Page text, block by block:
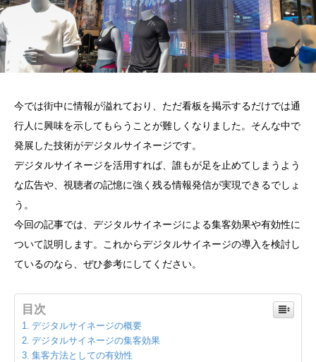
今では街中に情報が溢れており、ただ看板を掲示するだけでは通
行人に興味を示してもらうことが難しくなりました。そんな中で
発展した技術がデジタルサイネージです。
デジタルサイネージを活用すれば、誰もが足を止めてしまうよう
な広告や、視聴者の記憶に強く残る情報発信が実現できるでしょ
う。
今回の記事では、デジタルサイネージによる集客効果や有効性に
ついて説明します。これからデジタルサイネージの導入を検討し
ているのなら、ぜひ参考にしてください。
目次
デジタルサイネージの概要
デジタルサイネージの集客効果
集客方法としての有効性